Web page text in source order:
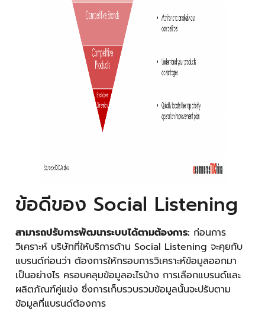
ข้อดีของ Social Listening
สามารถปรับการพัฒนาระบบได้ตามต้องการ: ก่อนการ
วิเคราะห์ บริษัทที่ให้บริการด้าน Social Listening จะคุยกับ
แบรนด์ก่อนว่า ต้องการให้กรอบการวิเคราะห์ข้อมูลออกมา
เป็นอย่างไร ครอบคลุมข้อมูลอะไรบ้าง การเลือกแบรนด์และ
ผลิตภัณฑ์คู่แข่ง ซึ่งการเก็บรวบรวมข้อมูลนั้นจะปรับตาม
ข้อมูลที่แบรนด์ต้องการ